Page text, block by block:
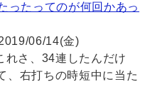
ったってのが何回かあっ
06/14(金)
れさ、34連したんだけ
、右打ちの時短中に当た